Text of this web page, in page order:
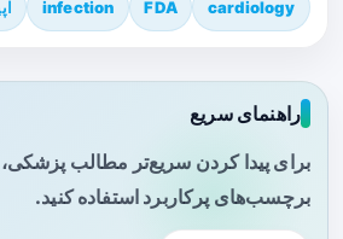
cardiology
FDA
infection
راهنمای سریع
برای پیدا کردن سریع‌تر مطالب پزشکی،
برچسب‌های پرکاربرد استفاده کنید.